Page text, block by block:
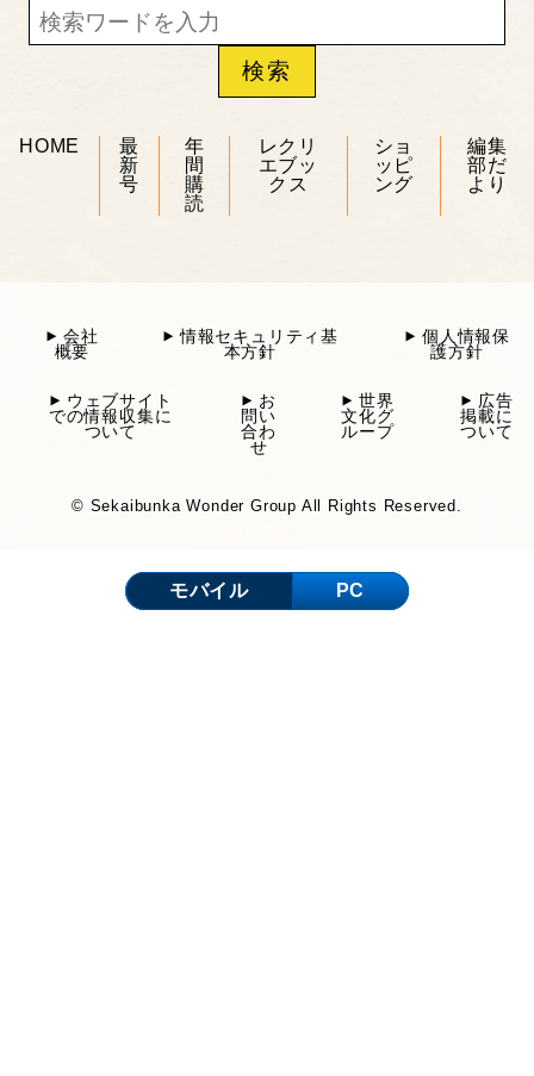
HOME
最
新
号
年
間
購
読
レクリ
エブッ
クス
ショ
ッピ
ング
編集
部だ
より
会社
概要
情報セキュリティ基
本方針
個人情報保
護方針
ウェブサイト
での情報収集に
ついて
お
問い
合わ
せ
世界
文化グ
ループ
広告
掲載に
ついて
© Sekaibunka Wonder Group All Rights Reserved.
モバイル PC